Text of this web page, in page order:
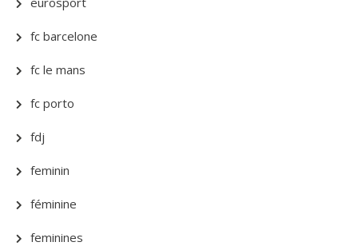
fc barcelone
fc le mans
fc porto
fdj
feminin
féminine
feminines